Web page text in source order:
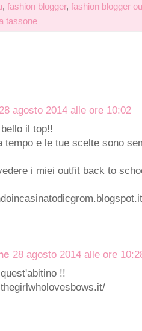
, fashion blogger, fashion blogger
tassone
28 agosto 2014 alle ore 10:02
il top!!
tempo e le tue scelte sono
i miei outfit back to
28 agosto 2014 alle ore
!!